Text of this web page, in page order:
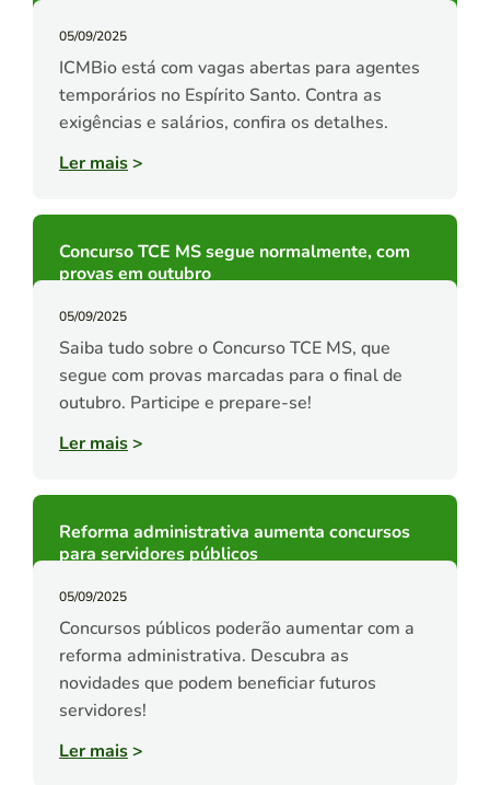
05/09/2025
ICMBio está com vagas abertas para agentes
temporários no Espírito Santo. Contra as
exigências e salários, confira os detalhes.
Ler mais>
Concurso TCE MS segue normalmente, com
provas em outubro
05/09/2025
Saiba tudo sobre o Concurso TCE MS, que
segue com provas marcadas para o final de
outubro. Participe e prepare-se!
Ler mais>
Reforma administrativa aumenta concursos
para servidores públicos
05/09/2025
Concursos públicos poderão aumentar com a
reforma administrativa. Descubra as
novidades que podem beneficiar futuros
servidores!
Ler mais>